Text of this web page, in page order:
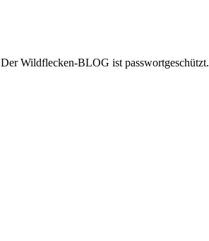
Der Wildflecken-BLOG ist passwortgeschützt.